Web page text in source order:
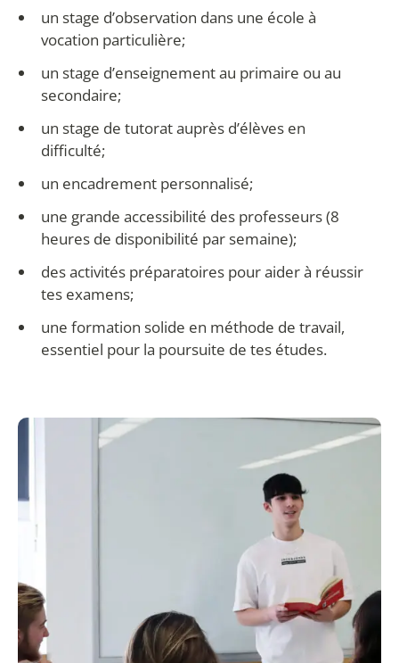
un stage d’observation dans une école à
vocation particulière;
un stage d’enseignement au primaire ou au
secondaire;
un stage de tutorat auprès d’élèves en
difficulté;
un encadrement personnalisé;
une grande accessibilité des professeurs (8
heures de disponibilité par semaine);
des activités préparatoires pour aider à réussir
tes examens;
une formation solide en méthode de travail,
essentiel pour la poursuite de tes études.